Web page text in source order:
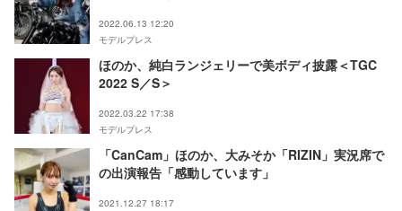
2022.06.13 12:20
モデルプレス
ほのか、純白ランジェリーで美ボディ披露＜TGC
2022 S／S＞
2022.03.22 17:38
モデルプレス
「CanCam」ほのか、大みそか「RIZIN」実況席で
の出演報告「感動しています」
2021.12.27 18:17